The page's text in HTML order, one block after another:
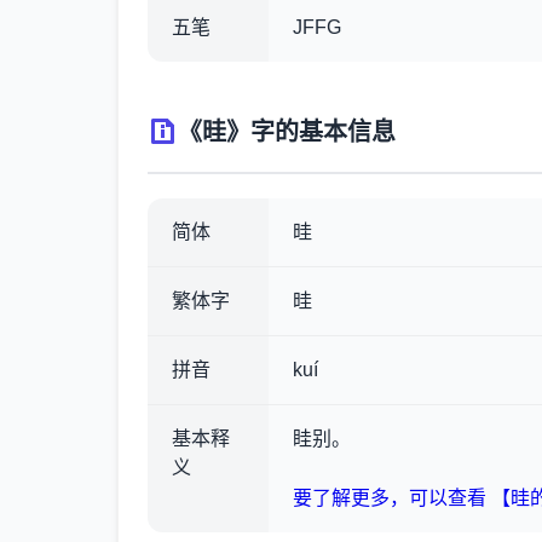
五笔 JFFG
《晆》字的基本信息
简体 晆
繁体字 晆
拼音 kuí
基本释
义
眭别。
要了解更多，可以查看 【晆